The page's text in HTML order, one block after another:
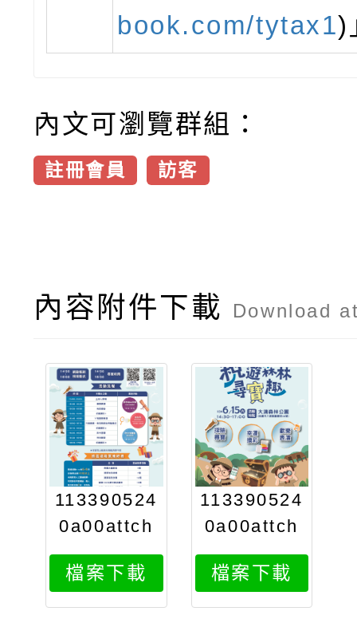
book.com/tytax1)
內文可瀏覽群組：
註冊會員 訪客
內容附件下載 Download
113390524
0a00attch
2
檔案下載
113390524
0a00attch
1
檔案下載